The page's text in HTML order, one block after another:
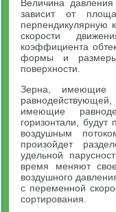
Величина
зависит от
перпендикулярную
скорости
коэффициента
формы и
поверхности.
Зерна, имеющие
имеющие
горизонтали,
воздушным
произойдет
удельной
время меняют
воздушного
с переменной
сортирования.